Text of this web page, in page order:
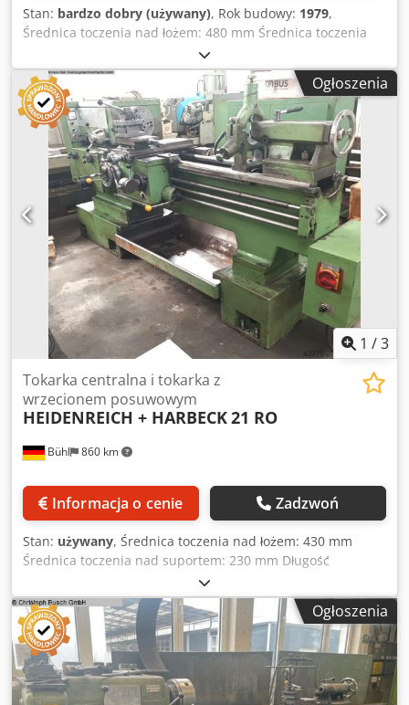
Stan: bardzo dobry (używany), Rok budowy: 1979,
Średnica toczenia nad łożem: 480 mm Średnica toczenia
nad suportem: 295 mm Dkjdpfx Acoyiu T Aezsr Długość
toczenia: 1000 mm Otwór wrzeciona: 56 mm Masa
maszyny ok.: 1,8 t Zapotrzebowanie na miejsce ok.: 1,4 x
0,8 x 1,6 m
Ogłoszenia
1 /3
Bühl 860 km
Tokarka centralna i tokarka z
wrzecionem posuwowym
HEIDENREICH + HARBECK21 RO
Informacja o cenie Zadzwoń
Stan: używany, Średnica toczenia nad łożem: 430 mm
Średnica toczenia nad suportem: 230 mm Długość
toczenia: 1000 mm Dedoxwp Enjpfx Aczekr Wysokość kłów:
215 mm Odległość między kłami: 1000 mm Przelot
wrzeciona: 56 mm Zakres obrotów wrzeciona: 19 - 2000
obr./min Zapotrzebowanie mocy całkowitej: 7,5 kW Waga
maszyny ok.: 1,9 t Wymiary maszyny (dł. x szer. x wys.): 2,78
x 1,25 x 1,40 m Wyposażenie: uchwyt 3-szczękowy Ø250
mm, głowica narzędziowa 4-pozycyjna, podtrzymka stała
Ogłoszenia